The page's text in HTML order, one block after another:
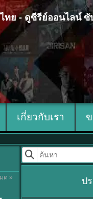
ทย - ดูซีรีย์ออนไลน์
เกี่ยวกับเรา
ด » ป